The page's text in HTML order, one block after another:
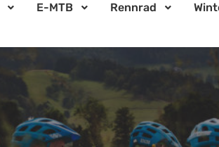
E-MTB Rennrad